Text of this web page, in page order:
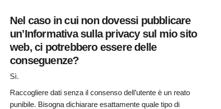
Nel caso in cui non dovessi pubblicare
un’Informativa sulla privacy sul mio sito
web, ci potrebbero essere delle
conseguenze?
Sì.
Raccogliere dati senza il consenso dell’utente è un reato
punibile. Bisogna dichiarare esattamente quale tipo di